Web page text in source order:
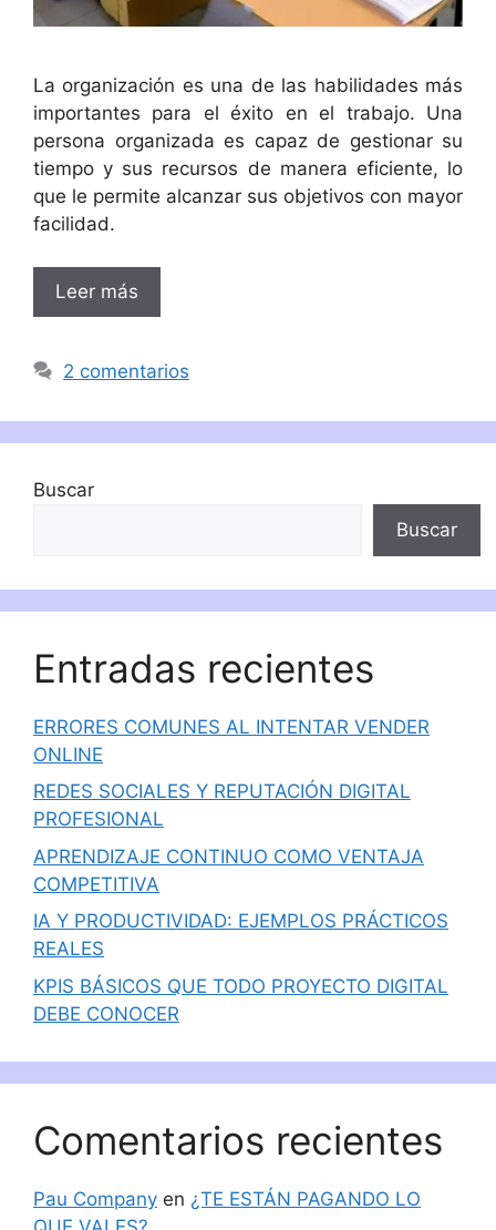
La organización es una de las habilidades más
importantes para el éxito en el trabajo. Una
persona organizada es capaz de gestionar su
tiempo y sus recursos de manera eficiente, lo
que le permite alcanzar sus objetivos con mayor
facilidad.
Leer más
2 comentarios
Buscar
Buscar
Entradas recientes
ERRORES COMUNES AL INTENTAR VENDER
ONLINE
REDES SOCIALES Y REPUTACIÓN DIGITAL
PROFESIONAL
APRENDIZAJE CONTINUO COMO VENTAJA
COMPETITIVA
IA Y PRODUCTIVIDAD: EJEMPLOS PRÁCTICOS
REALES
KPIS BÁSICOS QUE TODO PROYECTO DIGITAL
DEBE CONOCER
Comentarios recientes
Pau Company en ¿TE ESTÁN PAGANDO LO